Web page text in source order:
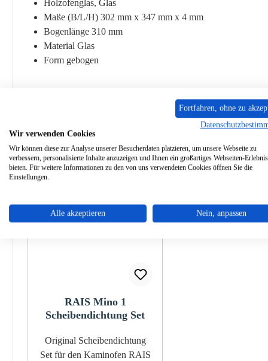
Holzofenglas, Glas
Maße (B/L/H) 302 mm x 347 mm x 4 mm
Bogenlänge 310 mm
Material Glas
Form gebogen
Produktgalerie überspringen
RAIS Mino 1
Scheibendichtung Set
Original Scheibendichtung
Set für den Kaminofen RAIS
Fortfahren, ohne zu
Wir verwenden Cookies
Wir können diese zur Analyse unserer Besucherdaten platzieren, um unsere Webseite zu
verbessern, personalisierte Inhalte anzuzeigen und Ihnen ein großartiges Webseiten-
bieten. Für weitere Informationen zu den von uns verwendeten Cookies öffnen Sie die
Einstellungen.
Alle akzeptieren Nein, anpassen